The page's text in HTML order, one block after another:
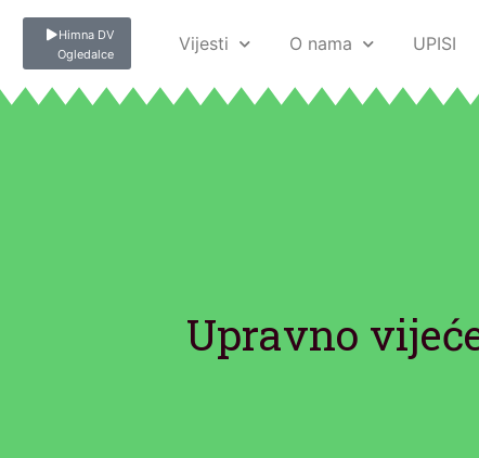
Himna DV
Ogledalce
Vijesti O nama UPISI
Upravno